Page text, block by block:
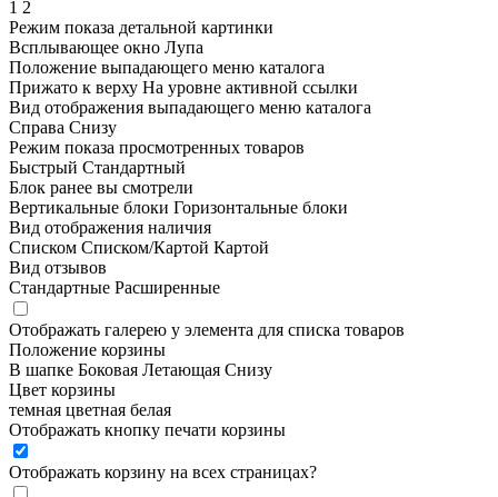
1 2
Режим показа детальной картинки
Всплывающее окно Лупа
Положение выпадающего меню каталога
Прижато к верху На уровне активной ссылки
Вид отображения выпадающего меню каталога
Справа Снизу
Режим показа просмотренных товаров
Быстрый Стандартный
Блок ранее вы смотрели
Вертикальные блоки Горизонтальные блоки
Вид отображения наличия
Списком Списком/Картой Картой
Вид отзывов
Стандартные Расширенные
Отображать галерею у элемента для списка товаров
Положение корзины
В шапке Боковая Летающая Снизу
Цвет корзины
темная цветная белая
Отображать кнопку печати корзины
Отображать корзину на всех страницах?